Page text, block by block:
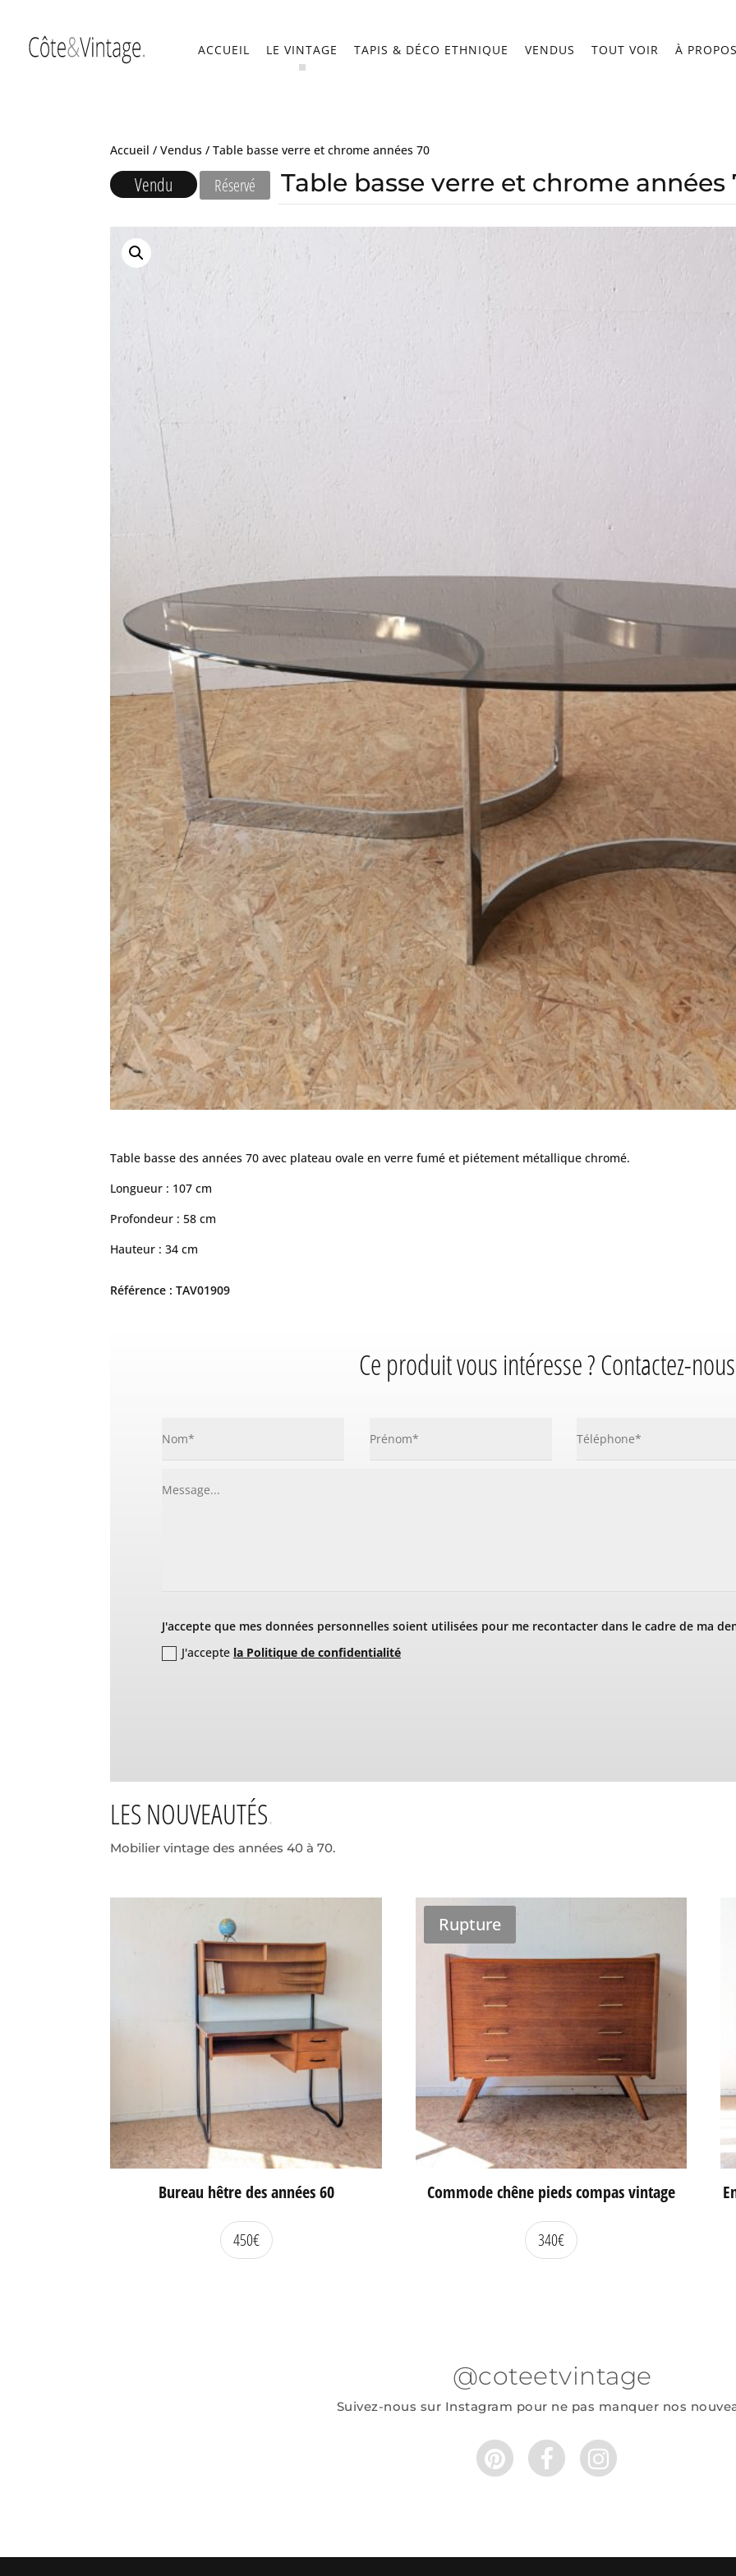
ACCUEIL LE VINTAGE TAPIS & DÉCO ETHNIQUE VENDUS TOUT VOIR À
Accueil /Vendus / Table basse verre et chrome années 70
Vendu Réservé Table basse verre et chrome années
Table basse des années 70 avec plateau ovale en verre fumé et piétement métallique chromé.
Longueur : 107 cm
Profondeur : 58 cm
Hauteur : 34 cm
Référence : TAV01909
Ce produit vous intéresse ? Contactez-
J'accepte que mes données personnelles soient utilisées pour me recontacter dans le cadre de ma
J'accepte la Politique de confidentialité
LES NOUVEAUTÉS
Mobilier vintage des années 40 à 70.
Bureau hêtre des années 60
450€
Rupture
Commode chêne pieds compas vintage
340€
@coteetvintage
Suivez-nous sur Instagram pour ne pas manquer nos